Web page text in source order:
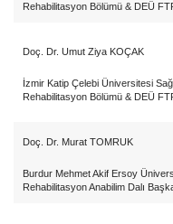
Rehabilitasyon Bölümü & DEÜ
Doç. Dr. Umut Ziya KOÇAK
İzmir Katip Çelebi Üniversitesi
Rehabilitasyon Bölümü & DEÜ
Doç. Dr. Murat TOMRUK
Burdur Mehmet Akif Ersoy
Rehabilitasyon Anabilim Dalı